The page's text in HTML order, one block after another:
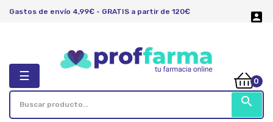
Gastos de envío 4,99€ - GRATIS a partir de 120€ 
search
Navegación
de
palanca
☰ 0